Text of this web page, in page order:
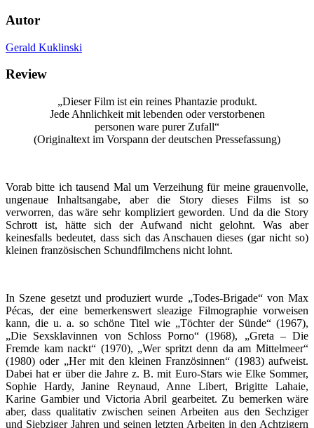
Autor
Gerald Kuklinski
Review
„Dieser Film ist ein reines Phantazie produkt.
Jede Ahnlichkeit mit lebenden oder verstorbenen
personen ware purer Zufall“
(Originaltext im Vorspann der deutschen Pressefassung)
Vorab bitte ich tausend Mal um Verzeihung für meine grauenvolle,
ungenaue Inhaltsangabe, aber die Story dieses Films ist so
verworren, das wäre sehr kompliziert geworden. Und da die Story
Schrott ist, hätte sich der Aufwand nicht gelohnt. Was aber
keinesfalls bedeutet, dass sich das Anschauen dieses (gar nicht so)
kleinen französischen Schundfilmchens nicht lohnt.
In Szene gesetzt und produziert wurde „Todes-Brigade“ von Max
Pécas, der eine bemerkenswert sleazige Filmographie vorweisen
kann, die u. a. so schöne Titel wie „Töchter der Sünde“ (1967),
„Die Sexsklavinnen von Schloss Porno“ (1968), „Greta – Die
Fremde kam nackt“ (1970), „Wer spritzt denn da am Mittelmeer“
(1980) oder „Her mit den kleinen Französinnen“ (1983) aufweist.
Dabei hat er über die Jahre z. B. mit Euro-Stars wie Elke Sommer,
Sophie Hardy, Janine Reynaud, Anne Libert, Brigitte Lahaie,
Karine Gambier und Victoria Abril gearbeitet. Zu bemerken wäre
aber, dass qualitativ zwischen seinen Arbeiten aus den Sechziger
und Siebziger Jahren und seinen letzten Arbeiten in den Achtzigern